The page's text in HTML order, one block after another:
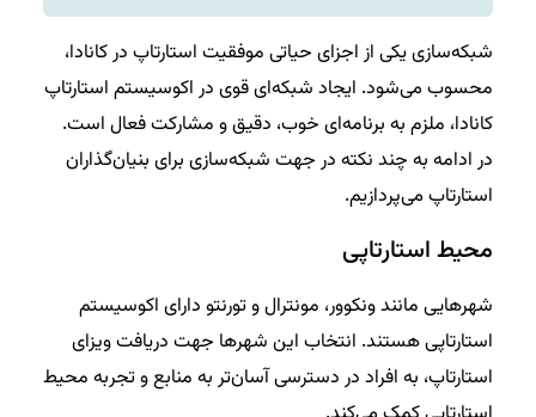
شبکه‌سازی یکی از اجزای حیاتی موفقیت استارتاپ در کانادا،
محسوب می‌شود. ایجاد شبکه‌ای قوی در اکوسیستم استارتاپ
کانادا، ملزم به برنامه‌ای خوب، دقیق و مشارکت فعال است.
در ادامه به چند نکته در جهت شبکه‌سازی برای بنیان‌گذاران
استارتاپ می‌پردازیم.
محیط استارتاپی
شهرهایی مانند ونکوور، مونترال و تورنتو دارای اکوسیستم
استارتاپی هستند. انتخاب این شهرها جهت دریافت ویزای
استارتاپ، به افراد در دسترسی آسان‌تر به منابع و تجربه محیط